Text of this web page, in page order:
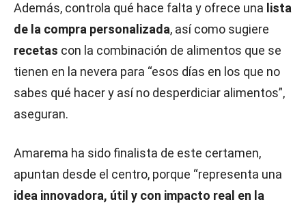
Además, controla qué hace falta y ofrece una lista
de la compra personalizada, así como sugiere
recetas con la combinación de alimentos que se
tienen en la nevera para “esos días en los que no
sabes qué hacer y así no desperdiciar alimentos”,
aseguran.
Amarema ha sido finalista de este certamen,
apuntan desde el centro, porque “representa una
idea innovadora, útil y con impacto real en la